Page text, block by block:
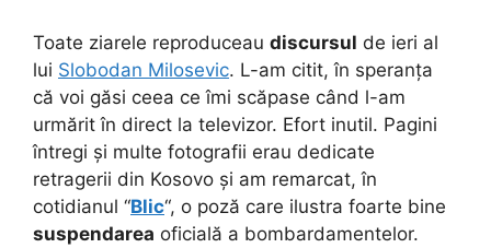
Toate ziarele reproduceau discursul de ieri al
lui Slobodan Milosevic. L-am citit, în speranța
că voi găsi ceea ce îmi scăpase când l-am
urmărit în direct la televizor. Efort inutil. Pagini
întregi și multe fotografii erau dedicate
retragerii din Kosovo și am remarcat, în
cotidianul “Blic“, o poză care ilustra foarte bine
suspendarea oficială a bombardamentelor.